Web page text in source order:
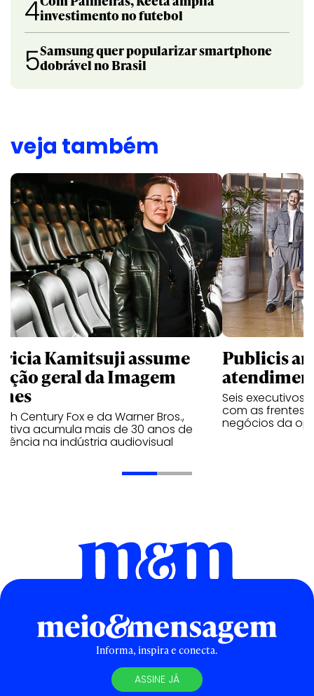
4investimento no futebol
5Samsung quer popularizar smartphone
dobrável no Brasil
veja também
Kamitsuji assume
geral da Imagem
Century Fox e da Warner Bros.,
acumula mais de 30 anos de
na indústria audiovisual
Publicis
Seis executivos
com as frentes
negócios da
Informa, inspira e conecta.
ASSINE JÁ